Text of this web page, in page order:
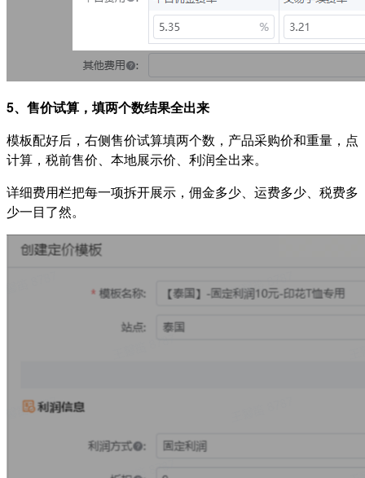
5、售价试算，填两个数结果全出来
模板配好后，右侧售价试算填两个数，产品采购价和重量，点
计算，税前售价、本地展示价、利润全出来。
详细费用栏把每一项拆开展示，佣金多少、运费多少、税费多
少一目了然。